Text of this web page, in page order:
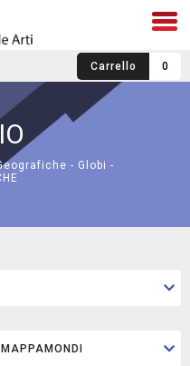
Carrello 0
- Globi -